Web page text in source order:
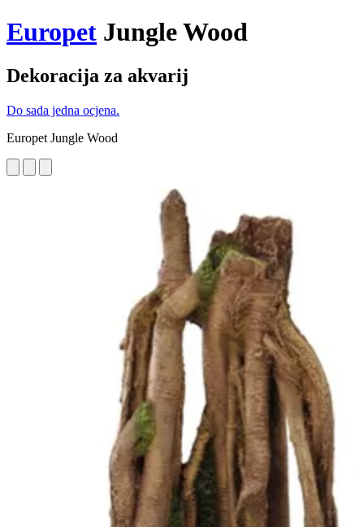
Europet Jungle Wood
Dekoracija za akvarij
Do sada jedna ocjena.
Europet Jungle Wood